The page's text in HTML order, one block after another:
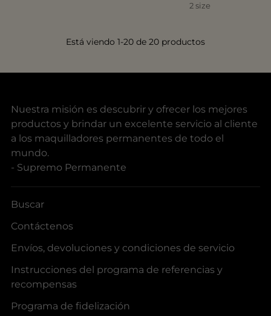
2 size
Está viendo 1-20 de 20 productos
Nuestra misión es descubrir y ofrecer los mejores
productos y brindar un excelente servicio al cliente
a los maquilladores permanentes de todo el
mundo.
- Supremo Permanente
Buscar
Contáctenos
Envíos, devoluciones y condiciones de servicio
Instrucciones del programa de referencias y
recompensas
Programa de fidelización